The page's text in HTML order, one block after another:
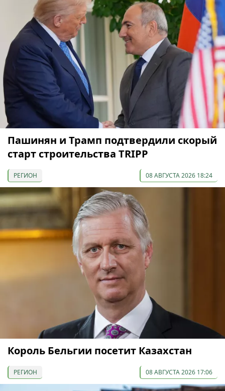
Пашинян и Трамп подтвердили скорый
старт строительства TRIPP
РЕГИОН 08 АВГУСТА 2026 18:24
Король Бельгии посетит Казахстан
РЕГИОН 08 АВГУСТА 2026 17:06